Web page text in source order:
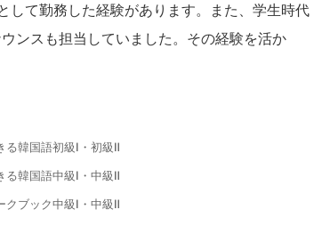
て勤務した経験があります。また、学生時代
ンスも担当していました。その経験を活か
る韓国語初級Ⅰ・初級Ⅱ
る韓国語中級Ⅰ・中級Ⅱ
クブック中級Ⅰ・中級Ⅱ